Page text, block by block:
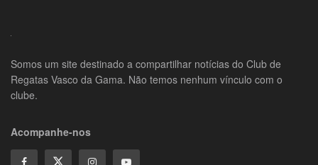
Somos um site destinado a compartilhar notícias do Club de
Regatas Vasco da Gama. Não temos nenhum vínculo com o
clube.
Acompanhe-nos